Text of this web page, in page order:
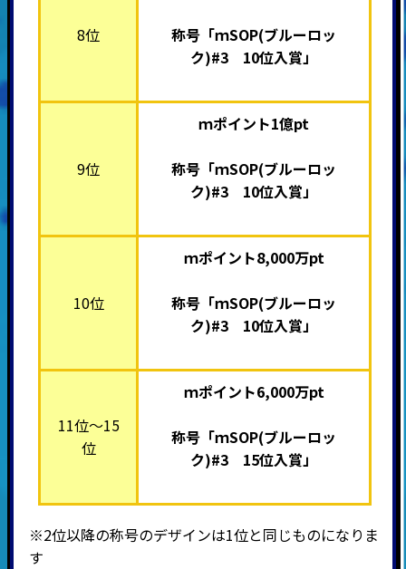
8位
称号「ｍSOP(ブルーロッ
ク)#3 10位入賞」
9位
ｍポイント1億pt
称号「ｍSOP(ブルーロッ
ク)#3 10位入賞」
10位
ｍポイント8,000万pt
称号「ｍSOP(ブルーロッ
ク)#3 10位入賞」
11位～15
位
ｍポイント6,000万pt
称号「ｍSOP(ブルーロッ
ク)#3 15位入賞」
※2位以降の称号のデザインは1位と同じものになりま
す